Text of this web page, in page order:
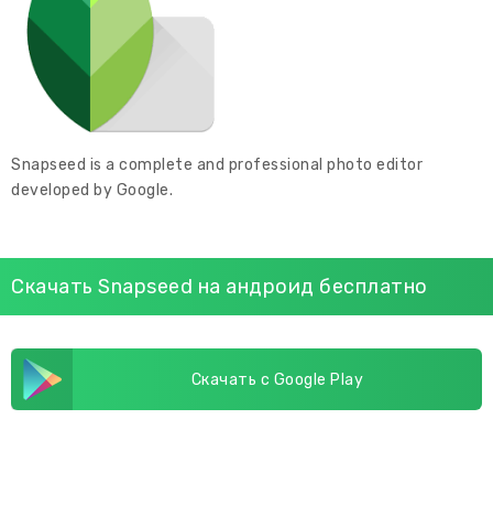
Snapseed is a complete and professional photo editor
developed by Google.
Скачать Snapseed на андроид бесплатно
Скачать с Google Play